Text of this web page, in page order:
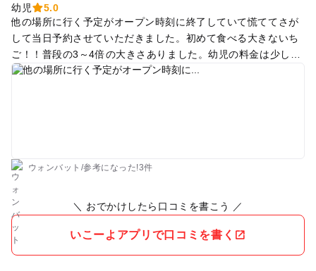
幼児
5.0
他の場所に行く予定がオープン時刻に終了していて慌ててさが
して当日予約させていただきました。初めて食べる大きないち
ご！！普段の3～4倍の大きさありました。幼児の料金は少し高
いかなと思いますが4歳の子供は15個くらい、1歳の子供は無料
ウォンバット /参考に なった!3件
＼ おでかけしたら口コミを書こう ／
いこーよアプリで口コミを書く